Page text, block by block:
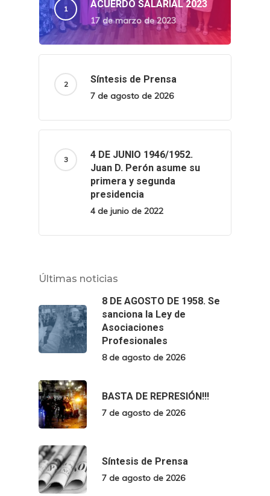
ACUERDO SALARIAL 2023
17 de marzo de 2023
Síntesis de Prensa
7 de agosto de 2026
4 DE JUNIO 1946/1952.
Juan D. Perón asume su
primera y segunda
presidencia
4 de junio de 2022
Últimas noticias
8 DE AGOSTO DE 1958. Se
sanciona la Ley de
Asociaciones
Profesionales
8 de agosto de 2026
BASTA DE REPRESIÓN!!!
7 de agosto de 2026
Síntesis de Prensa
7 de agosto de 2026